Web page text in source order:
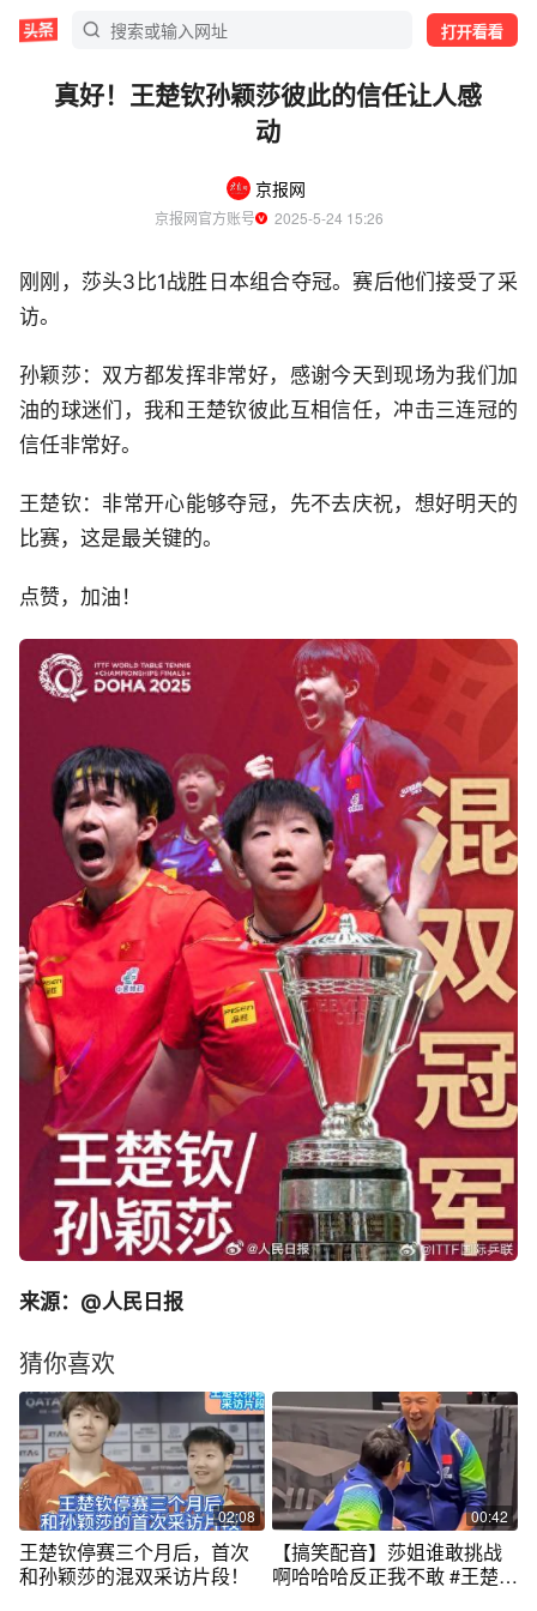
打开看看
真好！王楚钦孙颖莎彼此的信任让人感
动
京报网
京报网官方账号
  2025-5-24 15:26
刚刚，莎头3比1战胜日本组合夺冠。赛后他们接受了采
访。
孙颖莎：双方都发挥非常好，感谢今天到现场为我们加
油的球迷们，我和王楚钦彼此互相信任，冲击三连冠的
信任非常好。
王楚钦：非常开心能够夺冠，先不去庆祝，想好明天的
比赛，这是最关键的。
点赞，加油！
来源：@人民日报
猜你喜欢
02:08
王楚钦停赛三个月后，首次
和孙颖莎的混双采访片段！
00:42
【搞笑配音】莎姐谁敢挑战
啊哈哈哈反正我不敢 #王楚钦